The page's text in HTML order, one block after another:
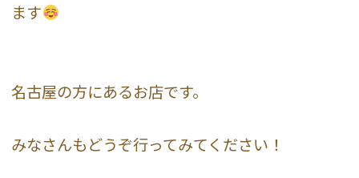
ます
名古屋の方にあるお店です。
みなさんもどうぞ行ってみてください！